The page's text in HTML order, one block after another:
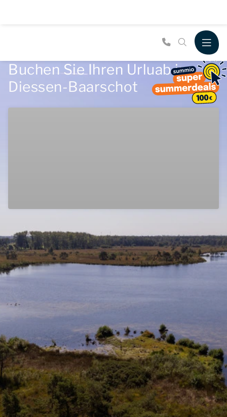
Buchen Sie Ihren Urluab in
Diessen-Baarschot